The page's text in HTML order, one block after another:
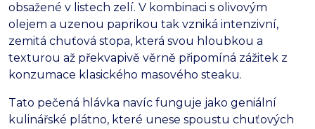
obsažené v listech zelí. V kombinaci s olivovým
olejem a uzenou paprikou tak vzniká intenzivní,
zemitá chuťová stopa, která svou hloubkou a
texturou až překvapivě věrně připomíná zážitek z
konzumace klasického masového steaku.
Tato pečená hlávka navíc funguje jako geniální
kulinářské plátno, které unese spoustu chuťových